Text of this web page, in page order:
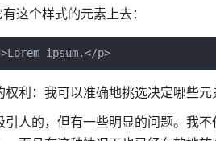
这个样式的元素上去：
ipsum.</p>
利：我可以准确地挑选决定哪些元
人的，但有一些明显的问题。我